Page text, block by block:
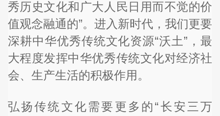
秀历史文化和广大人民日用而不觉的价
值观念融通的”。进入新时代，我们更要
深耕中华优秀传统文化资源“沃土”，最
大程度发挥中华优秀传统文化对经济社
会、生产生活的积极作用。
弘扬传统文化需要更多的“长安三万